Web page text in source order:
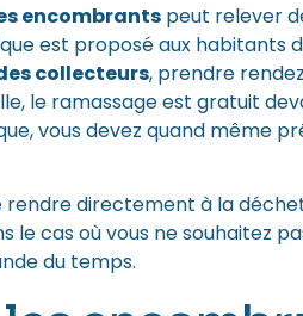
encombrants peut relever
est proposé aux habitants
collecteurs, prendre
le ramassage est gratuit
vous devez quand même
rendre directement à la
le cas où vous ne souhaitez
du temps.